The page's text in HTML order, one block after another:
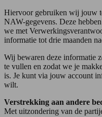
Hiervoor gebruiken wij jouw
NAW-gegevens. Deze
we met
informatie tot drie maanden
Wij bewaren deze informatie
te vullen en zodat we je
is. Je kunt via jouw account
wilt.
Verstrekking aan andere
Met uitzondering van de